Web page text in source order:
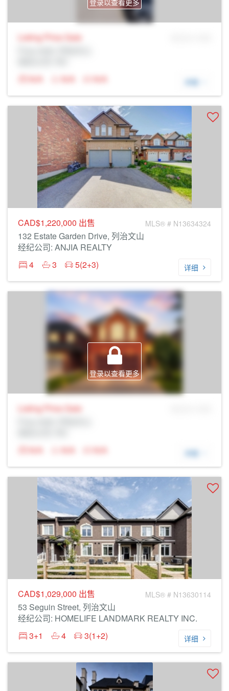
登录以查看更多
Listing Price Sale
N/A
N/A N/A 详细
CAD$1,220,000 出售 MLS® # N13634324
132 Estate Garden Drive, 列治文山
经纪公司: ANJIA REALTY
4
3 5(2+3) 详细
登录以查看更多
Listing Price Sale
N/A
N/A N/A 详细
CAD$1,029,000 出售 MLS® # N13630114
53 Seguin Street, 列治文山
经纪公司: HOMELIFE LANDMARK REALTY INC.
3+1
4 3(1+2) 详细